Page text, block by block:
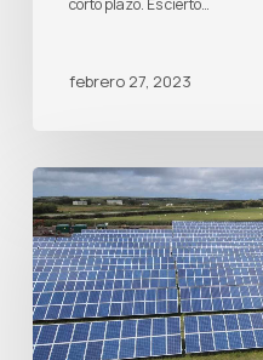
corto plazo. Es cierto…
febrero 27, 2023
China
controla
las
renovables